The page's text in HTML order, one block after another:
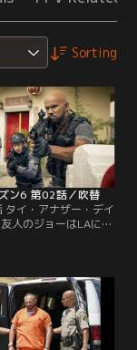
Sorting
ン6 第02話／吹替
タイ・アナザー・デイ
人のジョーはLAにも
つミャンマーの麻薬
捕らえられるが、無
う。ホンドーはディ
共にタイに残り、テ
を救出すべくタイの
てゾー・ミンを追
に戻ったメンバー